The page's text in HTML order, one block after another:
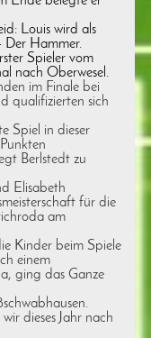
Louis wird als
Der Hammer.
Spieler vom
nach Oberwesel.
im Finale bei
qualifizierten sich
Spiel in dieser
Berlstedt zu
Elisabeth
für die
am
Kinder beim Spiele
einem
ging das Ganze
dieses Jahr nach